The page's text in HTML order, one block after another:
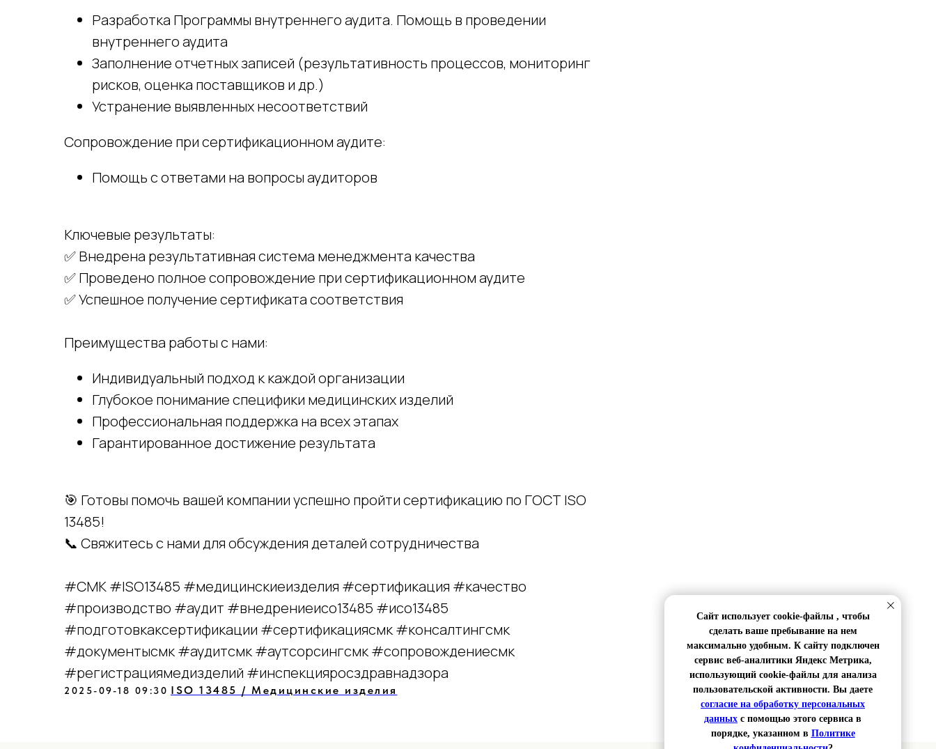
Разработка Программы внутреннего аудита. Помощь в проведении
внутреннего аудита
Заполнение отчетных записей (результативность процессов, мониторинг
рисков, оценка поставщиков и др.)
Устранение выявленных несоответствий
Сопровождение при сертификационном аудите:
Помощь с ответами на вопросы аудиторов
Ключевые результаты:
✅ Внедрена результативная система менеджмента качества
✅ Проведено полное сопровождение при сертификационном аудите
✅ Успешное получение сертификата соответствия
Преимущества работы с нами:
Индивидуальный подход к каждой организации
Глубокое понимание специфики медицинских изделий
Профессиональная поддержка на всех этапах
Гарантированное достижение результата
🎯 Готовы помочь вашей компании успешно пройти сертификацию по ГОСТ ISO
13485!
📞 Свяжитесь с нами для обсуждения деталей сотрудничества
#СМК #ISO13485 #медицинскиеизделия #сертификация #качество
#производство #аудит #внедрениеисо13485 #исо13485
#подготовкаксертификации #сертификациясмк #консалтингсмк
#документысмк #аудитсмк #аутсорсингсмк #сопровождениесмк
#регистрациямедизделий #инспекцияросздравнадзора
2025-09-18 09:30 ISO 13485 / Медицинские изделия
+7 (989) 048-29-10
Полезная информация
Контакты
Услуги
Согласие на обработку персональных данных пользователя
Сайт использует cookie-файлы , чтобы
сделать ваше пребывание на нем
максимально удобным. К сайту подключен
сервис веб-аналитики Яндекс Метрика,
использующий cookie-файлы для анализа
пользовательской активности. Вы даете
согласие на обработку персональных
данных с помощью этого сервиса в
порядке, указанном в Политике